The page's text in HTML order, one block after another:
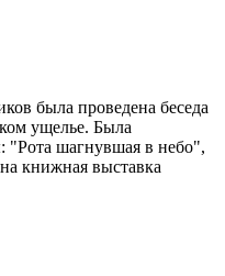
была проведена беседа
ущелье. Была
"Рота шагнувшая в небо",
книжная выставка